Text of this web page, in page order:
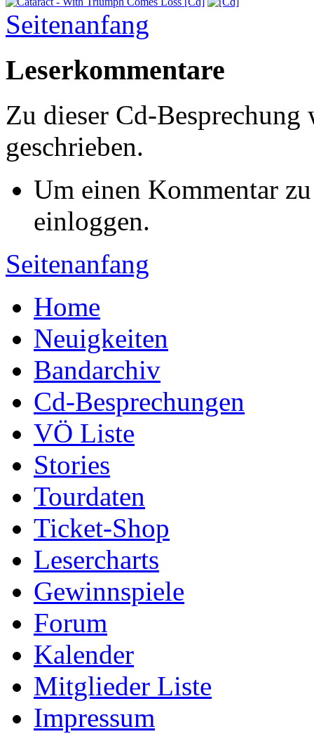
Seitenanfang
Leserkommentare
Zu dieser Cd-
geschrieben.
Um einen Kommentar
einloggen.
Seitenanfang
Home
Neuigkeiten
Bandarchiv
Cd-Besprechungen
VÖ Liste
Stories
Tourdaten
Ticket-Shop
Lesercharts
Gewinnspiele
Forum
Kalender
Mitglieder Liste
Impressum